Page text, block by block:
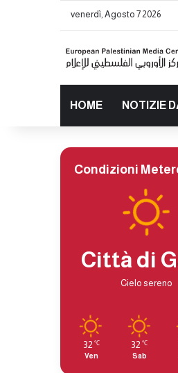
venerdì, Agosto 7 2026
HOME NOTIZIE
Condizioni
Città di
Cielo sereno
32 ℃
Ven
32 ℃
Sab